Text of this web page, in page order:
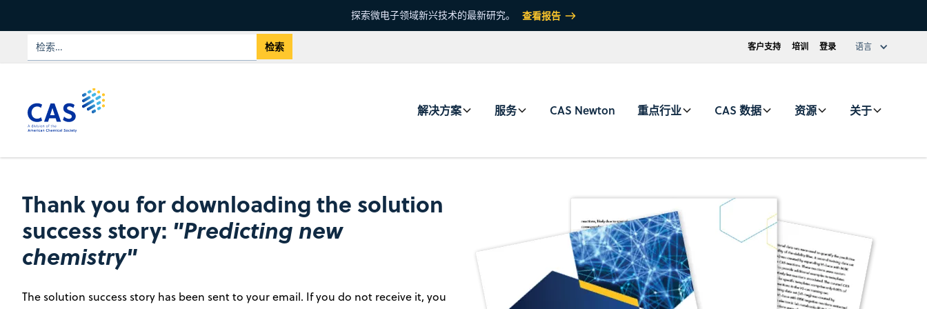
探索微电子领域新兴技术的最新研究。 查看报告
客户支持 培训 登录 语言
解决方案 服务 CAS Newton 重点行业 CAS 数据 资源 关于
Thank you for downloading the solution
success story: "Predicting new
chemistry"
The solution success story has been sent to your email. If you do not receive it, you